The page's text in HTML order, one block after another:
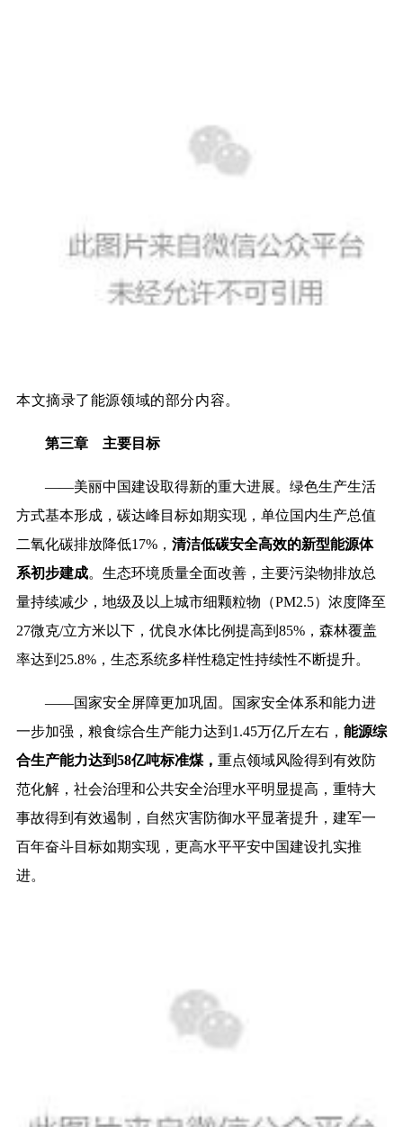
本文摘录了能源领域的部分内容。
第三章 主要目标
——美丽中国建设取得新的重大进展。绿色生产生活
方式基本形成，碳达峰目标如期实现，单位国内生产总值
二氧化碳排放降低17%， 清洁低碳安全高效的新型能源体
系初步建成。生态环境质量全面改善，主要污染物排放总
量持续减少，地级及以上城市细颗粒物（PM2.5）浓度降至
27微克/立方米以下，优良水体比例提高到85%，森林覆盖
率达到25.8%，生态系统多样性稳定性持续性不断提升。
——国家安全屏障更加巩固。国家安全体系和能力进
一步加强，粮食综合生产能力达到1.45万亿斤左右， 能源综
合生产能力达到58亿吨标准煤， 重点领域风险得到有效防
范化解，社会治理和公共安全治理水平明显提高，重特大
事故得到有效遏制，自然灾害防御水平显著提升，建军一
百年奋斗目标如期实现，更高水平平安中国建设扎实推
进。